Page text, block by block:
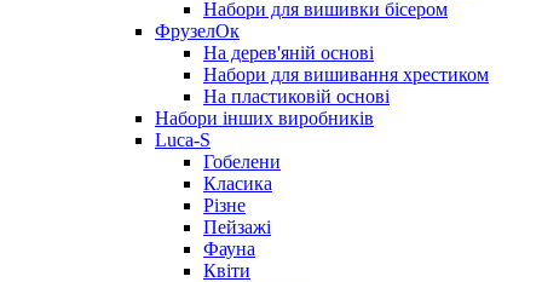
Набори для вишивки бісером
ФрузелОк
На дерев'яній основі
Набори для вишивання хрестиком
На пластиковій основі
Набори інших виробників
Luca-S
Гобелени
Класика
Різне
Пейзажі
Фауна
Квіти